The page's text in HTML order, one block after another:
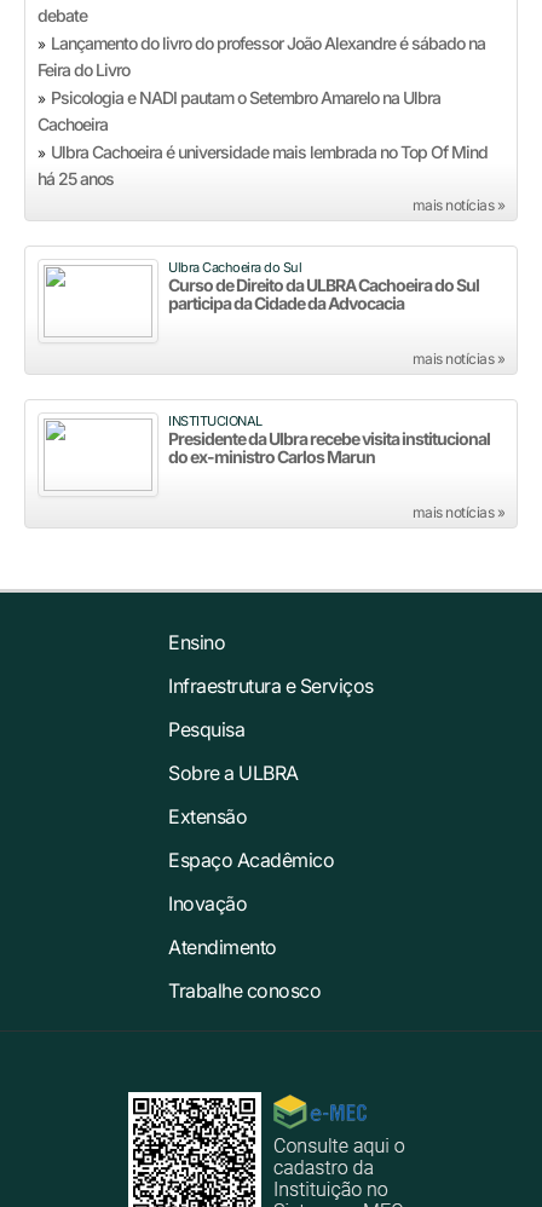
debate
» Lançamento do livro do professor João Alexandre é sábado na
Feira do Livro
» Psicologia e NADI pautam o Setembro Amarelo na Ulbra
Cachoeira
» Ulbra Cachoeira é universidade mais lembrada no Top Of Mind
há 25 anos
mais notícias »
Ulbra Cachoeira do Sul
Curso de Direito da ULBRA Cachoeira do Sul
participa da Cidade da Advocacia
mais notícias »
INSTITUCIONAL
Presidente da Ulbra recebe visita institucional
do ex-ministro Carlos Marun
mais notícias »
Ensino
Infraestrutura e Serviços
Pesquisa
Sobre a ULBRA
Extensão
Espaço Acadêmico
Inovação
Atendimento
Trabalhe conosco